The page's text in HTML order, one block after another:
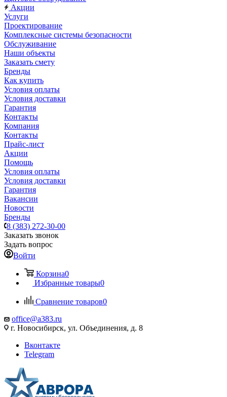
Акции
Услуги
Проектирование
Комплексные системы безопасности
Обслуживание
Наши объекты
Заказать смету
Бренды
Как купить
Условия оплаты
Условия доставки
Гарантия
Контакты
Компания
Контакты
Прайс-лист
Акции
Помощь
Условия оплаты
Условия доставки
Гарантия
Вакансии
Новости
Бренды
8 (383) 272-30-00
Заказать звонок
Задать вопрос
Войти
Корзина0
Избранные товары0
Сравнение товаров0
office@a383.ru
г. Новосибирск, ул. Объединения, д. 8
Вконтакте
Telegram